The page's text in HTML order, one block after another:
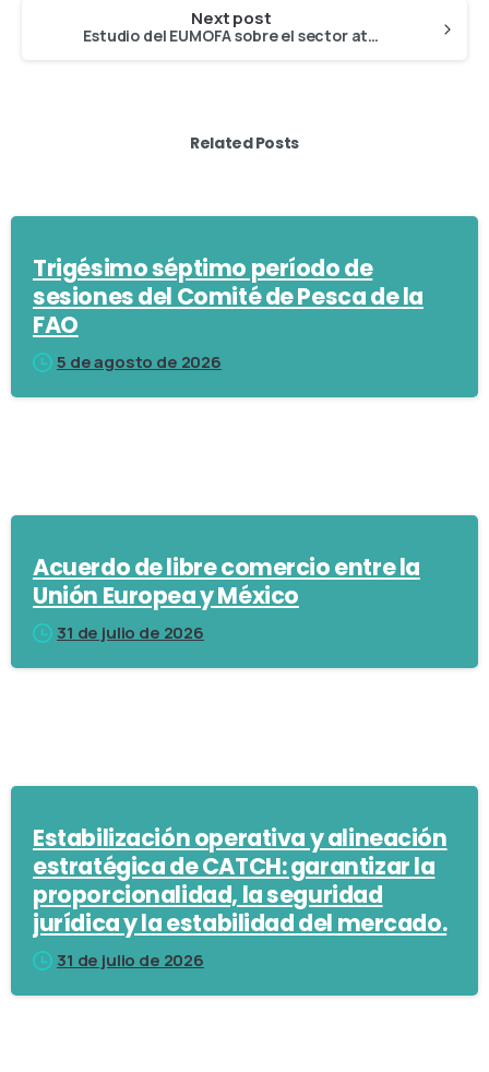
Next post
Estudio del EUMOFA sobre el sector atunero de la UE (prioridades y alcance)
Related Posts
Trigésimo séptimo período de
sesiones del Comité de Pesca de la
FAO
5 de agosto de 2026
Acuerdo de libre comercio entre la
Unión Europea y México
31 de julio de 2026
Estabilización operativa y alineación
estratégica de CATCH: garantizar la
proporcionalidad, la seguridad
jurídica y la estabilidad del mercado.
31 de julio de 2026